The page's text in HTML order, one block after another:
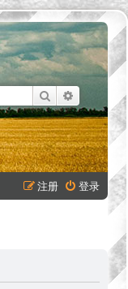
搜索
登录
注册